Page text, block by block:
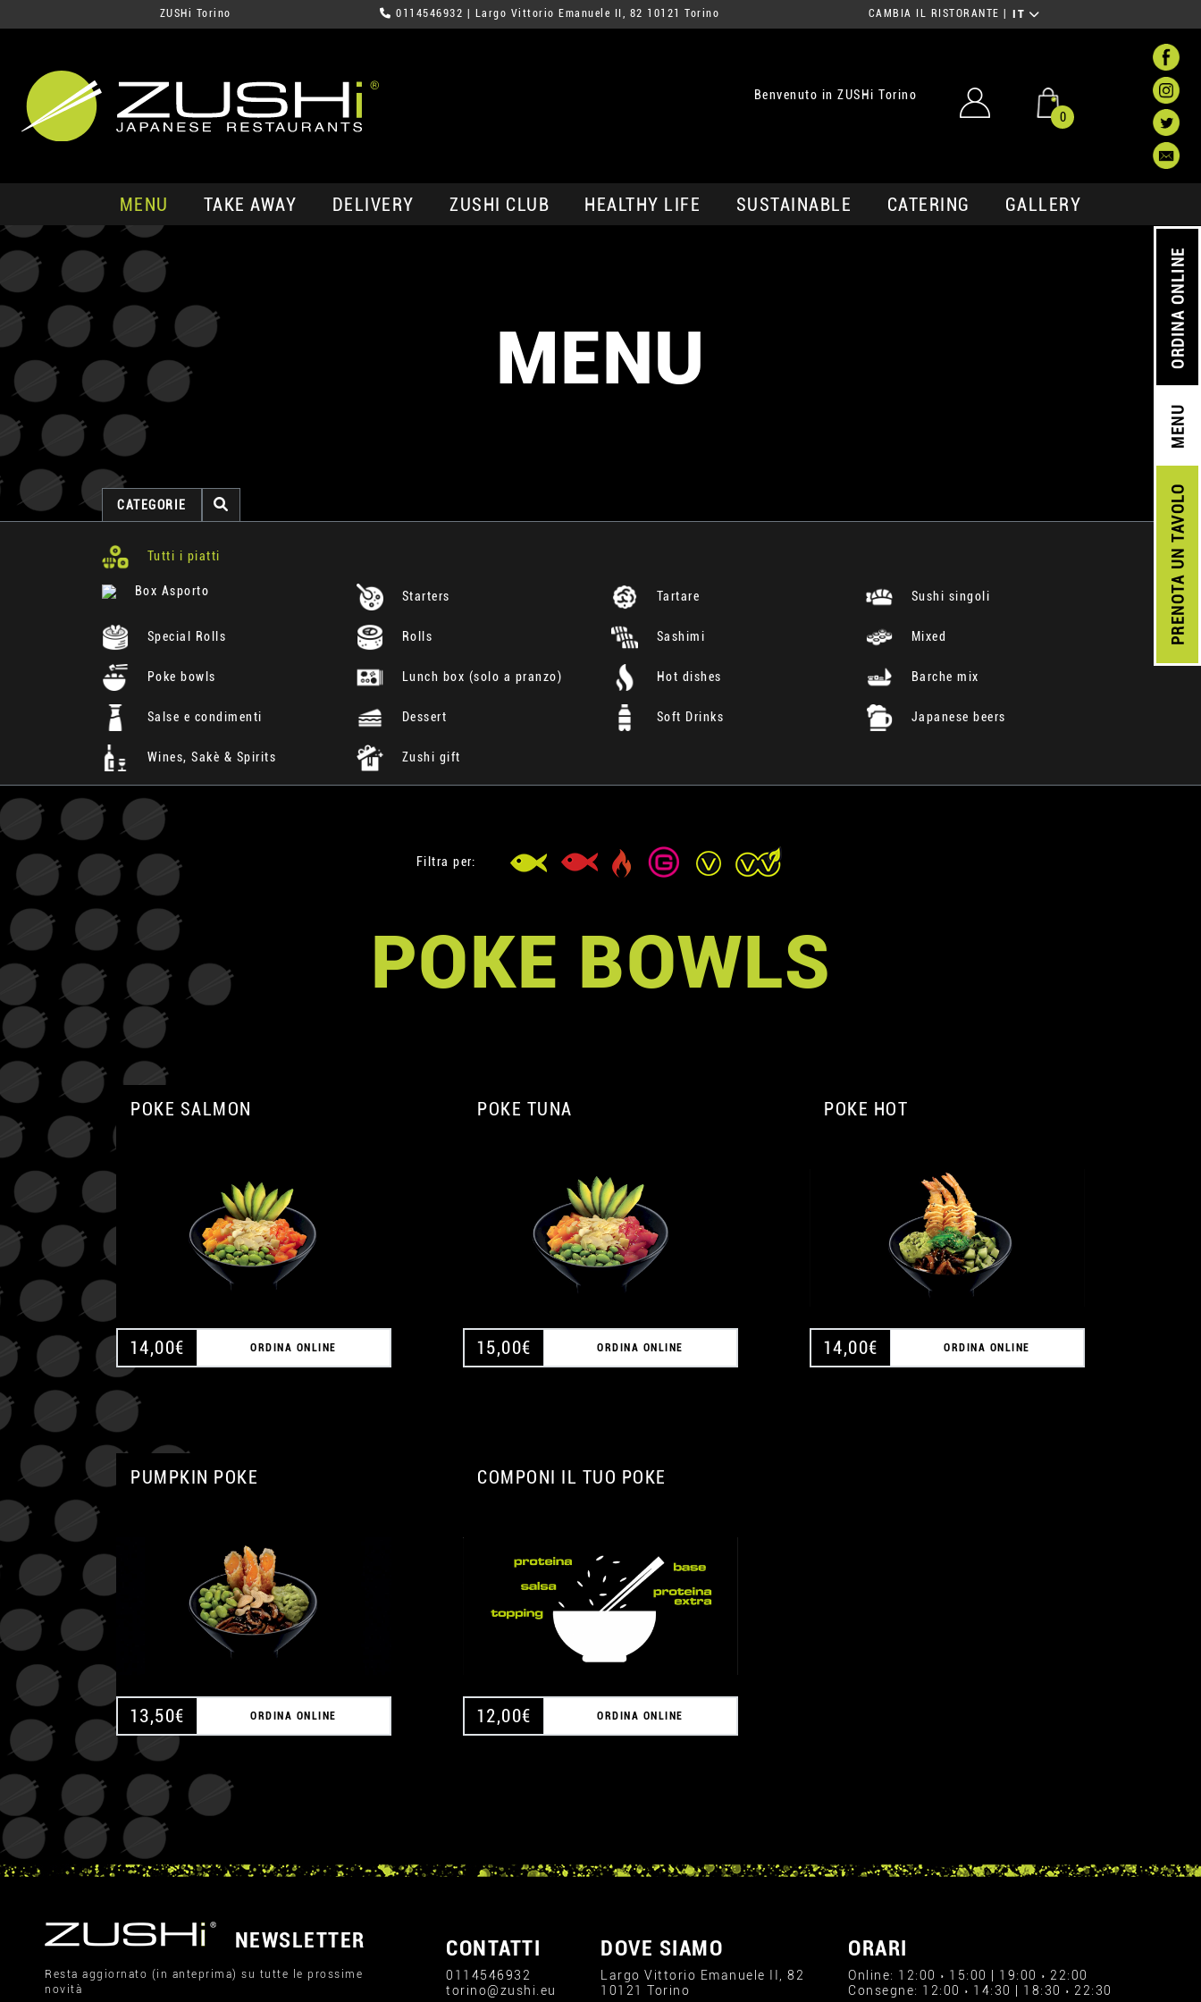
ZUSHi Torino 0114546932 | Largo Vittorio Emanuele II, 82 10121 Torino CAMBIA IL RISTORANTE IT
Benvenuto in ZUSHi Torino
0
MENU TAKE AWAY DELIVERY ZUSHI CLUB HEALTHY LIFE SUSTAINABLE CATERING GALLERY
PRENOTA
UN TAVOLO
MENU
ORDINA ONLINE
MENU
CATEGORIE
Tutti i piatti
Box Asporto Starters Tartare Sushi singoli
Special Rolls Rolls Sashimi Mixed
Poke bowls Lunch box (solo a pranzo) Hot dishes Barche mix
Salse e condimenti Dessert Soft Drinks Japanese beers
Wines, Sakè & Spirits Zushi gift
Filtra per:
POKE BOWLS
POKE SALMON
14,00€ ORDINA ONLINE
POKE TUNA
15,00€ ORDINA ONLINE
POKE HOT
14,00€ ORDINA ONLINE
PUMPKIN POKE
13,50€ ORDINA ONLINE
COMPONI IL TUO POKE
12,00€ ORDINA ONLINE
NEWSLETTER
Resta aggiornato (in anteprima) su tutte le prossime
novità
CONTATTI
0114546932
torino@zushi.eu
DOVE SIAMO
Largo Vittorio Emanuele II, 82
10121 Torino
ORARI
Online: 12:00 › 15:00 | 19:00 › 22:00
Consegne: 12:00 › 14:30 | 18:30 › 22:30